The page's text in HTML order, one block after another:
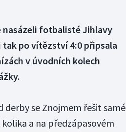
nasázeli fotbalisté Jihlavy
tak po vítězství 4:0 připsala
v úvodních kolech
se Znojmem řešit samé
a na předzápasovém